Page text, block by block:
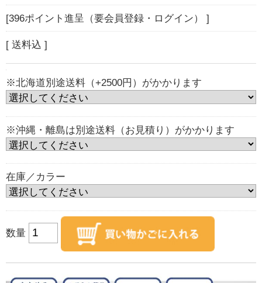
[396ポイント進呈（要会員登録・ログイン） ]
[ 送料込 ]
※北海道別途送料（+2500円）がかかります
※沖縄・離島は別途送料（お見積り）がかかります
在庫／カラー
数量